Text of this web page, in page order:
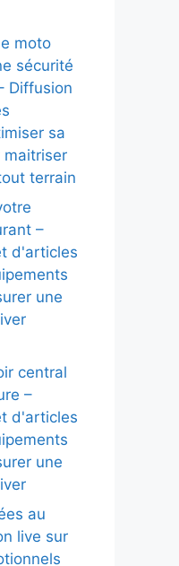
moto
sécurité
Diffusion
sa
maitriser
terrain
–
d'articles
une
central
–
d'articles
une
au
live sur